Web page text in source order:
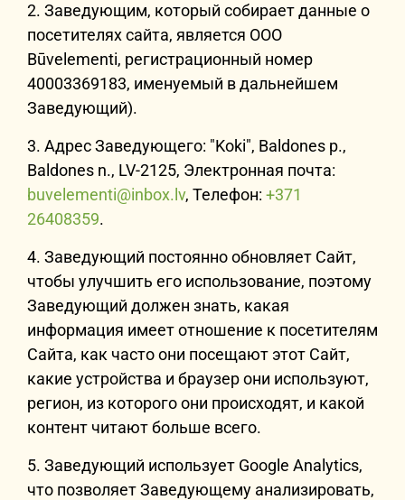
2. Заведующим, который собирает данные о
посетителях сайта, является ООО
Būvelementi, регистрационный номер
40003369183, именуемый в дальнейшем
Заведующий).
3. Адрес Заведующего: "Koki", Baldones p.,
Baldones n., LV-2125, Электронная почта:
buvelementi@inbox.lv, Телефон: +371
26408359.
4. Заведующий постоянно обновляет Сайт,
чтобы улучшить его использование, поэтому
Заведующий должен знать, какая
информация имеет отношение к посетителям
Сайта, как часто они посещают этот Сайт,
какие устройства и браузер они используют,
регион, из которого они происходят, и какой
контент читают больше всего.
5. Заведующий использует Google Analytics,
что позволяет Заведующему анализировать,